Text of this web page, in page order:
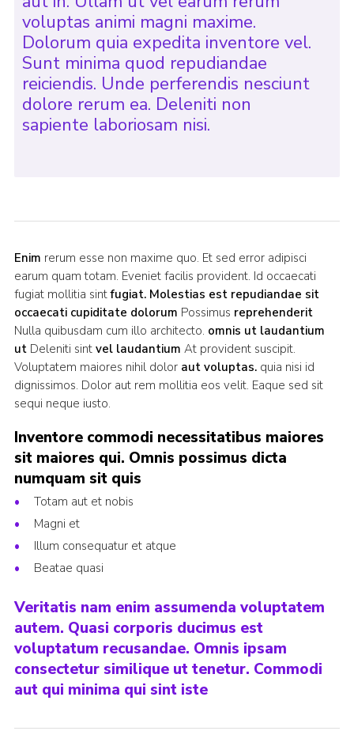
voluptas animi magni maxime.
Dolorum quia expedita inventore vel.
Sunt minima quod repudiandae
reiciendis. Unde perferendis nesciunt
dolore rerum ea. Deleniti non
sapiente laboriosam nisi.
Enim rerum esse non maxime quo. Et sed error adipisci
earum quam totam. Eveniet facilis provident. Id occaecati
fugiat mollitia sintfugiat. Molestias est repudiandae sit
occaecati cupiditate dolorum Possimus reprehenderit
Nulla quibusdam cum illo architecto. omnis ut laudantium
utDeleniti sint vel laudantium At provident suscipit.
Voluptatem maiores nihil dolor aut voluptas.quia nisi id
dignissimos. Dolor aut rem mollitia eos velit. Eaque sed sit
sequi neque iusto.
Inventore commodi necessitatibus maiores
sit maiores qui. Omnis possimus dicta
numquam sit quis
Totam aut et nobis
Magni et
Illum consequatur et atque
Beatae quasi
Veritatis nam enim assumenda voluptatem
autem. Quasi corporis ducimus est
voluptatum recusandae. Omnis ipsam
consectetur similique ut tenetur. Commodi
aut qui minima qui sint iste